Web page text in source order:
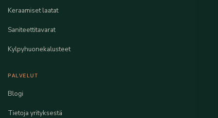
Keraamiset laatat
Saniteettitavarat
Kylpyhuonekalusteet
PALVELUT
Blogi
Tietoja yrityksestä